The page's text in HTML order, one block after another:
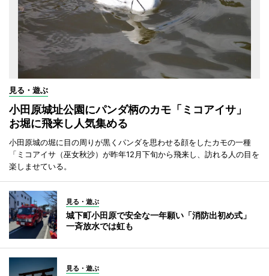
見る・遊ぶ
小田原城址公園にパンダ柄のカモ「ミコアイサ」
お堀に飛来し人気集める
小田原城の堀に目の周りが黒くパンダを思わせる顔をしたカモの一種
「ミコアイサ（巫女秋沙）が昨年12月下旬から飛来し、訪れる人の目を
楽しませている。
見る・遊ぶ
城下町小田原で安全な一年願い「消防出初め式」
一斉放水では虹も
見る・遊ぶ